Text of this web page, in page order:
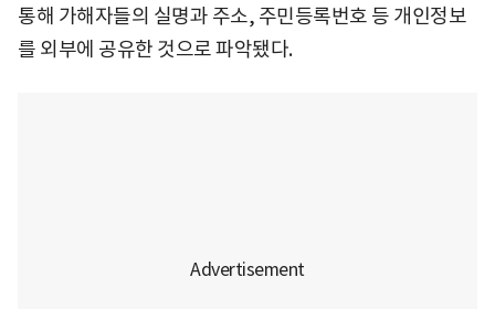
통해 가해자들의 실명과 주소, 주민등록번호 등 개인정보
를 외부에 공유한 것으로 파악됐다.